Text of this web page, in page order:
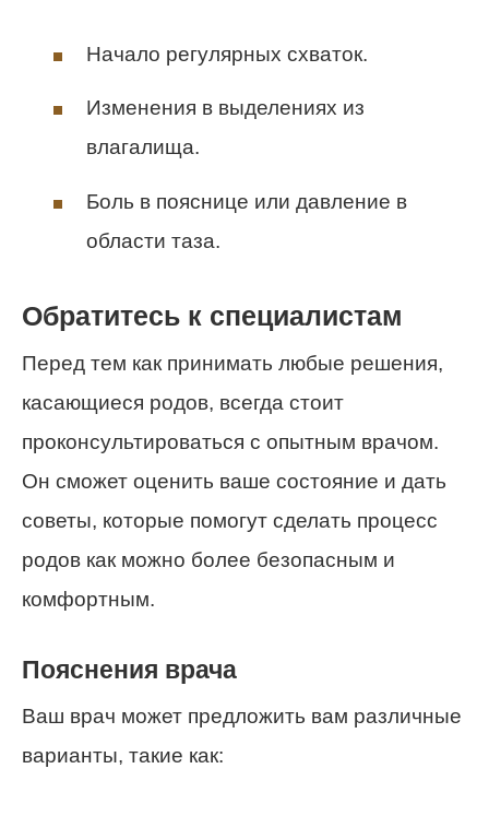
Начало регулярных схваток.
Изменения в выделениях из
влагалища.
Боль в пояснице или давление в
области таза.
Обратитесь к специалистам
Перед тем как принимать любые решения,
касающиеся родов, всегда стоит
проконсультироваться с опытным врачом.
Он сможет оценить ваше состояние и дать
советы, которые помогут сделать процесс
родов как можно более безопасным и
комфортным.
Пояснения врача
Ваш врач может предложить вам различные
варианты, такие как: